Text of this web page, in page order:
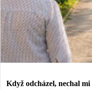
Když odcházel, nechal